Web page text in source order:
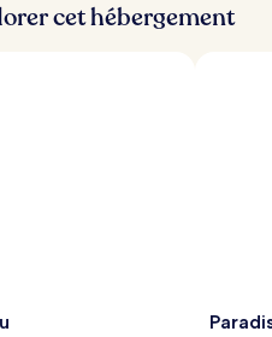
cet hébergement